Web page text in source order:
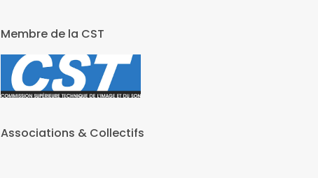
Membre de la CST
Associations & Collectifs